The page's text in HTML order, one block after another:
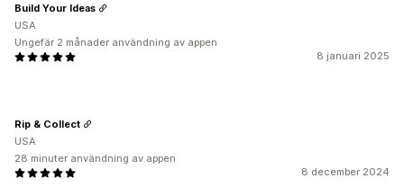
8 januari 2025
Build Your Ideas
USA
Ungefär 2 månader användning av appen
8 december 2024
Rip & Collect
USA
28 minuter användning av appen